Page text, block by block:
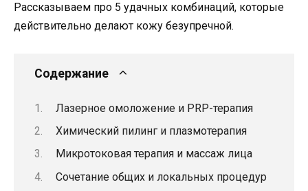
Рассказываем про 5 удачных комбинаций, которые
действительно делают кожу безупречной.
Содержание
Лазерное омоложение и PRP-терапия
Химический пилинг и плазмотерапия
Микротоковая терапия и массаж лица
Сочетание общих и локальных процедур